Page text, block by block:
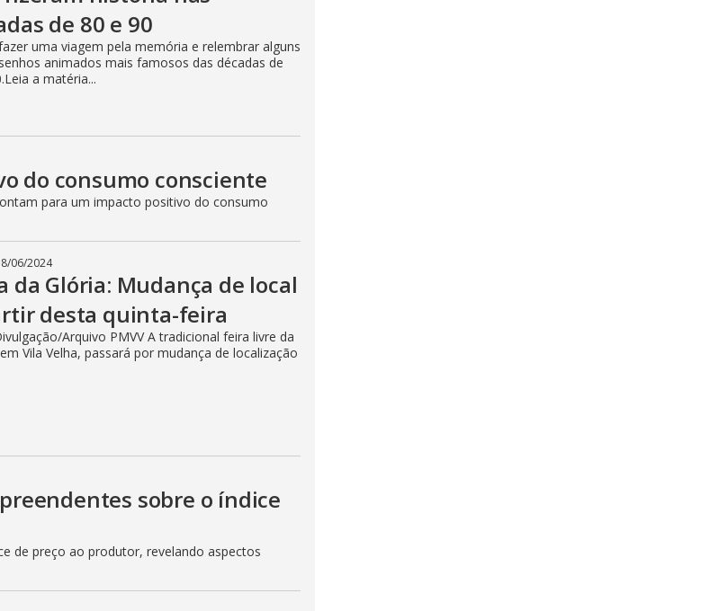
de 80 e 90
uma viagem pela memória e relembrar alguns
animados mais famosos das décadas de
a matéria...
do consumo consciente
para um impacto positivo do consumo
06/2024
da Glória: Mudança de local
desta quinta-feira
Arquivo PMVV A tradicional feira livre da
Vila Velha, passará por mudança de localização
sobre o índice
de preço ao produtor, revelando aspectos